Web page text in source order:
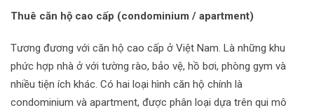
Thuê căn hộ cao cấp (condominium / apartment)
Tương đương với căn hộ cao cấp ở Việt Nam. Là những khu
phức hợp nhà ở với tường rào, bảo vệ, hồ bơi, phòng gym và
nhiều tiện ích khác. Có hai loại hình căn hộ chính là
condominium và apartment, được phân loại dựa trên qui mô